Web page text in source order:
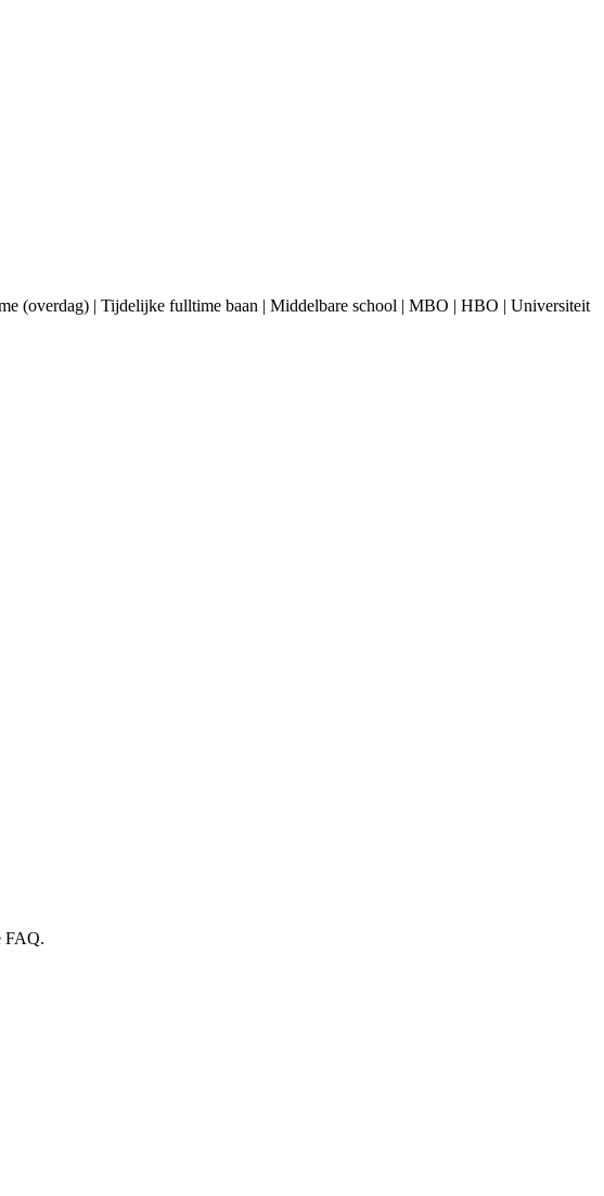
(overdag) | Tijdelijke fulltime baan | Middelbare school | MBO | HBO | Universiteit
FAQ.